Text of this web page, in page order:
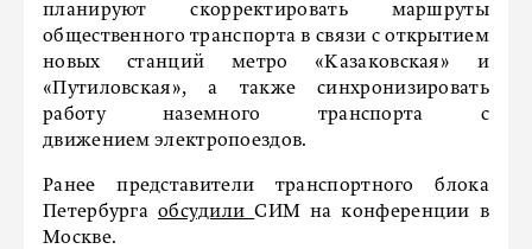
планируют скорректировать маршруты
общественного транспорта в связи с открытием
новых станций метро «Казаковская» и
«Путиловская», а также синхронизировать
работу наземного транспорта с
движением электропоездов.
Ранее представители транспортного блока
Петербурга обсудилиСИМ на конференции в
Москве.